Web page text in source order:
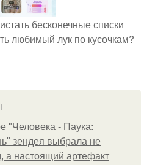
бесконечные списки
любимый лук по кусочкам?
"Человека - Паука:
зендея выбрала не
а настоящий артефакт